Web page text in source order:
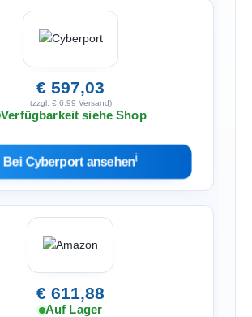
€ 597,03
(zzgl. € 6,99 Versand)
Verfügbarkeit siehe Shop
Bei Cyberport ansehenℹ︎
€ 611,88
Auf Lager